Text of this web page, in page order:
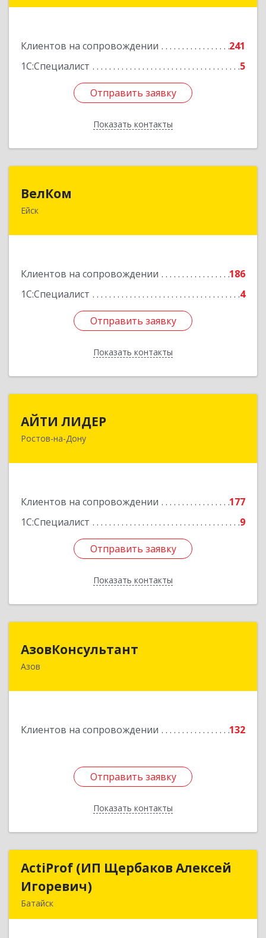
Клиентов на сопровождении
241
1С:Специалист
5
Отправить заявку
Показать контакты
Отправить заявку
Назад
ВелКом
Ейск
Клиентов на сопровождении
186
1С:Специалист
4
Отправить заявку
Показать контакты
353688, Краснодарский край, Ейский р-н, Ейск г,
Отправить заявку
Назад
АЙТИ ЛИДЕР
Ростов-на-Дону
Клиентов на сопровождении
177
1С:Специалист
9
Отправить заявку
Показать контакты
344065, Ростовская обл, Ростов-на-Дону г,
Отправить заявку
Назад
АзовКонсультант
Азов
Клиентов на сопровождении 132
Отправить заявку
Показать контакты
346780, Ростовская обл, Азов г, Петровский б-р,
Отправить заявку
Назад
ActiProf (ИП Щербаков Алексей
Игоревич)
Батайск
ActiProf (ИП Щербаков Алексей